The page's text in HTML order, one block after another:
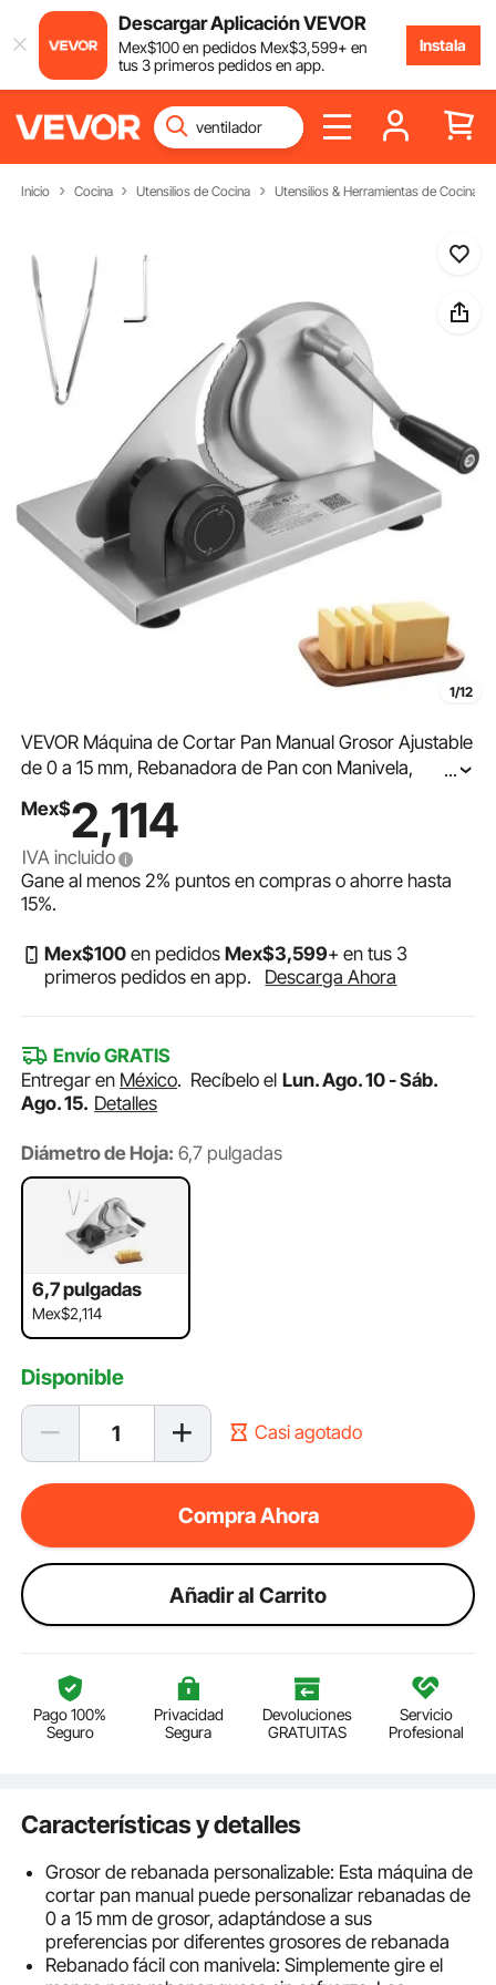
Descargar Aplicación VEVOR
Mex$100en pedidos Mex$3,599+ en
tus 3 primeros pedidos en app.
Instala
Inicio Cocina Utensilios de Cocina Utensilios & Herramientas de Cocina
1/12
VEVOR Máquina de Cortar Pan Manual Grosor Ajustable
de 0 a 15 mm, Rebanadora de Pan con Manivela,
Cocina, Panadería, Fiestas, 310 x 255 x 190 mm
...
Mex$2,114
IVA incluido
Gane al menos2% puntos en compras o ahorre hasta
15%.
Mex$100 en pedidosMex$3,599+ en tus 3
primeros pedidos en app.
Descarga Ahora
Envío GRATIS
Entregar en México. Recíbelo el Lun. Ago. 10 - Sáb.
Ago. 15. Detalles
Diámetro de Hoja: 6,7 pulgadas
6,7 pulgadas
Mex$2,114
Disponible
Casi agotado
Compra Ahora
Añadir al Carrito
Pago 100%
Seguro
Privacidad
Segura
Devoluciones
GRATUITAS
Servicio
Profesional
Características y detalles
Grosor de rebanada personalizable: Esta máquina de
cortar pan manual puede personalizar rebanadas de
0 a 15 mm de grosor, adaptándose a sus
preferencias por diferentes grosores de rebanada
Rebanado fácil con manivela: Simplemente gire el